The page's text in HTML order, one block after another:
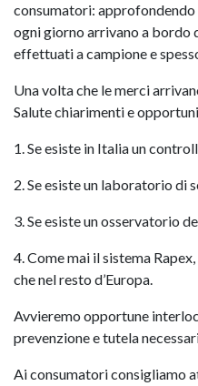
consumatori: approfondendo
ogni giorno arrivano a bordo
effettuati a campione e
Una volta che le merci
Salute chiarimenti e
1. Se esiste in Italia un
2. Se esiste un laboratorio di
3. Se esiste un osservatorio
4. Come mai il sistema
che nel resto d’Europa.
Avvieremo opportune
prevenzione e tutela
Ai consumatori consigliamo